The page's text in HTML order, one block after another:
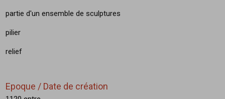
partie d'un ensemble de sculptures
pilier
relief
Epoque / Date de création